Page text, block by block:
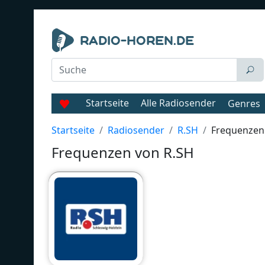
Startseite Alle Radiosender Genres
Startseite Radiosender R.SH Frequenzen
Frequenzen von R.SH